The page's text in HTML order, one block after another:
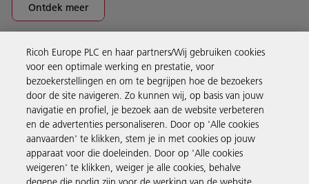
Ontdek meer
Business Solutions
Producten en services
Support en contact
Ricoh Europe PLC en haar partners/Wij gebruiken cookies
voor een optimale werking en prestatie, voor
bezoekerstellingen en om te begrijpen hoe de bezoekers
door de site navigeren. Zo kunnen wij, op basis van jouw
navigatie en profiel, je bezoek aan de website verbeteren
en de advertenties personaliseren. Door op 'Alle cookies
aanvaarden' te klikken, stem je in met cookies op jouw
apparaat voor die doeleinden. Door op 'Alle cookies
weigeren' te klikken, weiger je alle cookies, behalve